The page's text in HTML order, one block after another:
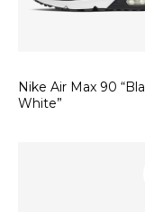
Nike Air Max 90
White”